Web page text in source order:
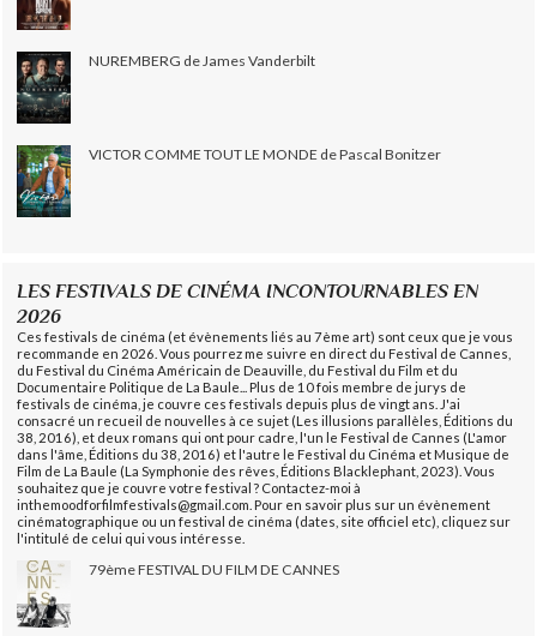
NUREMBERG de James Vanderbilt
VICTOR COMME TOUT LE MONDE de Pascal Bonitzer
LES FESTIVALS DE CINÉMA INCONTOURNABLES EN
2026
Ces festivals de cinéma (et évènements liés au 7ème art) sont ceux que je vous
recommande en 2026. Vous pourrez me suivre en direct du Festival de Cannes,
du Festival du Cinéma Américain de Deauville, du Festival du Film et du
Documentaire Politique de La Baule... Plus de 10 fois membre de jurys de
festivals de cinéma, je couvre ces festivals depuis plus de vingt ans. J'ai
consacré un recueil de nouvelles à ce sujet (Les illusions parallèles, Éditions du
38, 2016), et deux romans qui ont pour cadre, l'un le Festival de Cannes (L'amor
dans l'âme, Éditions du 38, 2016) et l'autre le Festival du Cinéma et Musique de
Film de La Baule (La Symphonie des rêves, Éditions Blacklephant, 2023). Vous
souhaitez que je couvre votre festival ? Contactez-moi à
inthemoodforfilmfestivals@gmail.com. Pour en savoir plus sur un évènement
cinématographique ou un festival de cinéma (dates, site officiel etc), cliquez sur
l'intitulé de celui qui vous intéresse.
79ème FESTIVAL DU FILM DE CANNES